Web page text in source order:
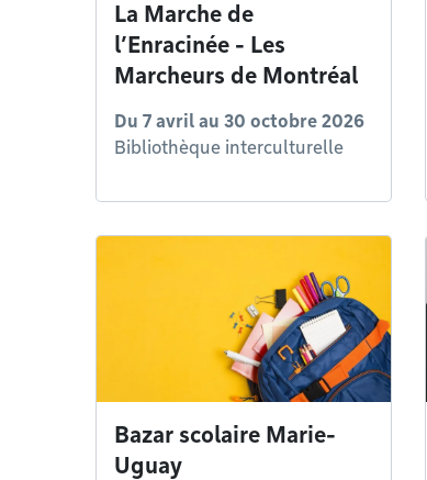
La Marche de
l’Enracinée - Les
Marcheurs de Montréal
Du 7 avril au 30 octobre 2026
Bibliothèque interculturelle
Bazar scolaire Marie-
Uguay